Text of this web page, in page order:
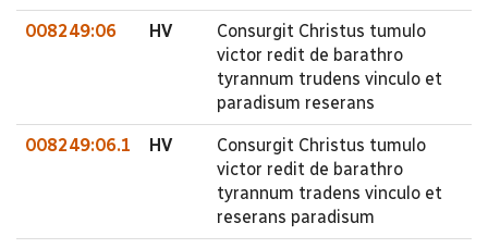
008249:06 HV
Consurgit Christus tumulo
victor redit de barathro
tyrannum trudens vinculo et
paradisum reserans
008249:06.1 HV
Consurgit Christus tumulo
victor redit de barathro
tyrannum tradens vinculo et
reserans paradisum